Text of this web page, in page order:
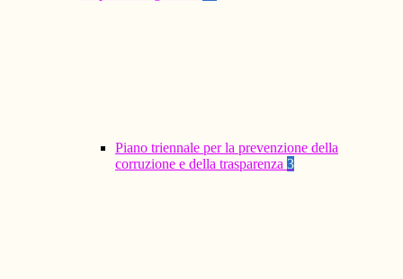
Piano triennale per la prevenzione della
corruzione e della trasparenza 3